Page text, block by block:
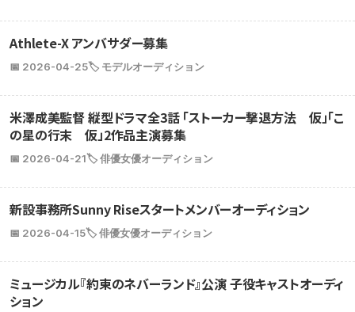
Athlete-X アンバサダー募集
📅 2026-04-25🏷️ モデルオーディション
米澤成美監督 縦型ドラマ全3話 「ストーカー撃退方法 仮」「こ
の星の行末 仮」2作品主演募集
📅 2026-04-21🏷️ 俳優女優オーディション
新設事務所Sunny Riseスタートメンバーオーディション
📅 2026-04-15🏷️ 俳優女優オーディション
ミュージカル『約束のネバーランド』公演 子役キャストオーディ
ション